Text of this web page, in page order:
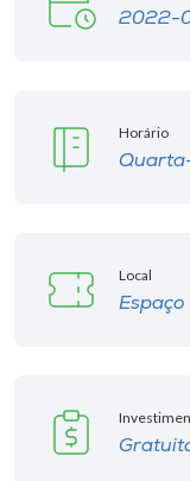
2022-
Horário
Local
Espaço